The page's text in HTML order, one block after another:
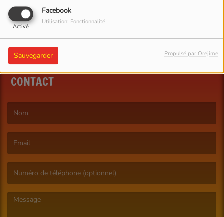
Facebook
Activé
Utilisation: Fonctionnalité
Sauvegarder Propulsé par Orejime
CONTACT